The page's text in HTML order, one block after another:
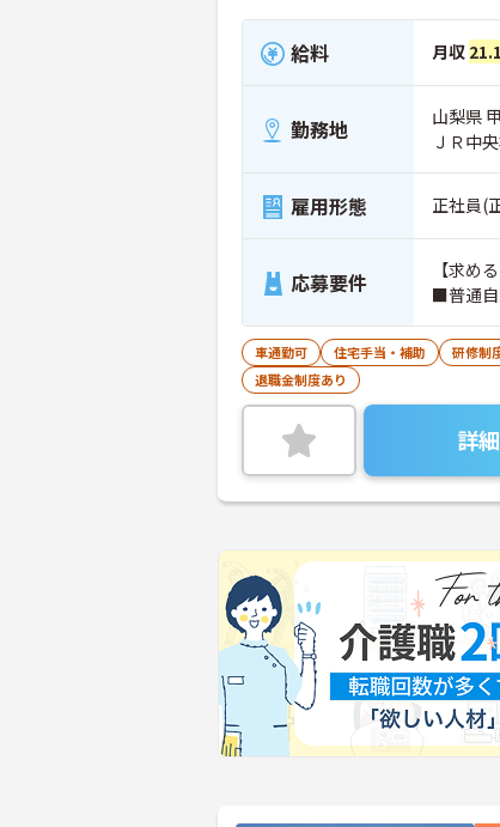
給料 月収
勤務地
山梨県
ＪＲ中
雇用形態 正社員(
応募要件
【求め
■普通自
車通勤可 住宅手当・補助 研修制
退職金制度あり
詳